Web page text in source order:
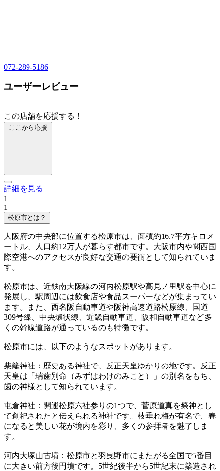
072-289-5186
ユーザーレビュー
この店舗を応援する！
ここから応援
詳細を見る
1
1
松原市とは？
大阪府の中央部に位置する松原市は、面積約16.7平方キロメ
ートル、人口約12万人が暮らす都市です。大阪市内や関西国
際空港へのアクセスが良好な交通の要衝として知られていま
す。
松原市は、近鉄南大阪線の河内松原駅や高見ノ里駅を中心に
発展し、駅周辺には飲食店や食品スーパーなどが集まってい
ます。また、西名阪自動車道や阪神高速道路松原線、国道
309号線、中央環状線、近畿自動車道、阪和自動車道など多
くの幹線道路が通っているのも特徴です。
松原市には、以下のようなスポットがあります。
柴籬神社：歴史ある神社で、反正天皇ゆかりの地です。反正
天皇は「瑞歯別命（みずはわけのみこと）」の別名をもち、
歯の神様として知られています。
屯倉神社：開運松原六社参りの1つで、菅原道真を祭神とし
て創祀されたと伝えられる神社です。枝垂れ梅が有名で、春
になると美しい花が境内を彩り、多くの参拝者を魅了しま
す。
河内大塚山古墳：松原市と羽曳野市にまたがる全国で5番目
に大きい前方後円墳です。5世紀後半から5世紀末に築造され